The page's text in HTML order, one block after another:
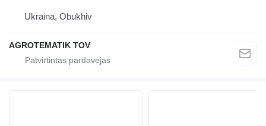
Ukraina, Obukhiv
AGROTEMATIK TOV